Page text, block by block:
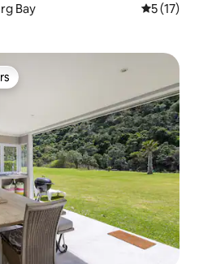
Bay
5 (17)
plus appréciés